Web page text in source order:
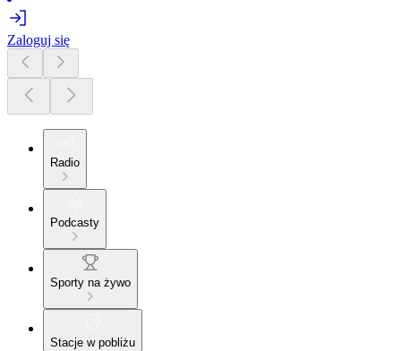
Zaloguj się
Radio
Podcasty
Sporty na żywo
Stacje w pobliżu